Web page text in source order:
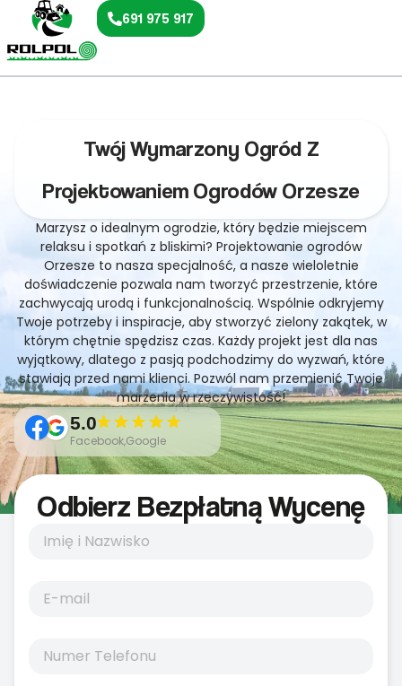
691 975 917
Twój Wymarzony Ogród Z
Projektowaniem Ogrodów Orzesze
Marzysz o idealnym ogrodzie, który będzie miejscem
relaksu i spotkań z bliskimi? Projektowanie ogrodów
Orzesze to nasza specjalność, a nasze wieloletnie
doświadczenie pozwala nam tworzyć przestrzenie, które
zachwycają urodą i funkcjonalnością. Wspólnie odkryjemy
Twoje potrzeby i inspiracje, aby stworzyć zielony zakątek, w
którym chętnie spędzisz czas. Każdy projekt jest dla nas
wyjątkowy, dlatego z pasją podchodzimy do wyzwań, które
stawiają przed nami klienci. Pozwól nam przemienić Twoje
marzenia w rzeczywistość!
5.0
Facebook,Google
Odbierz Bezpłatną Wycenę